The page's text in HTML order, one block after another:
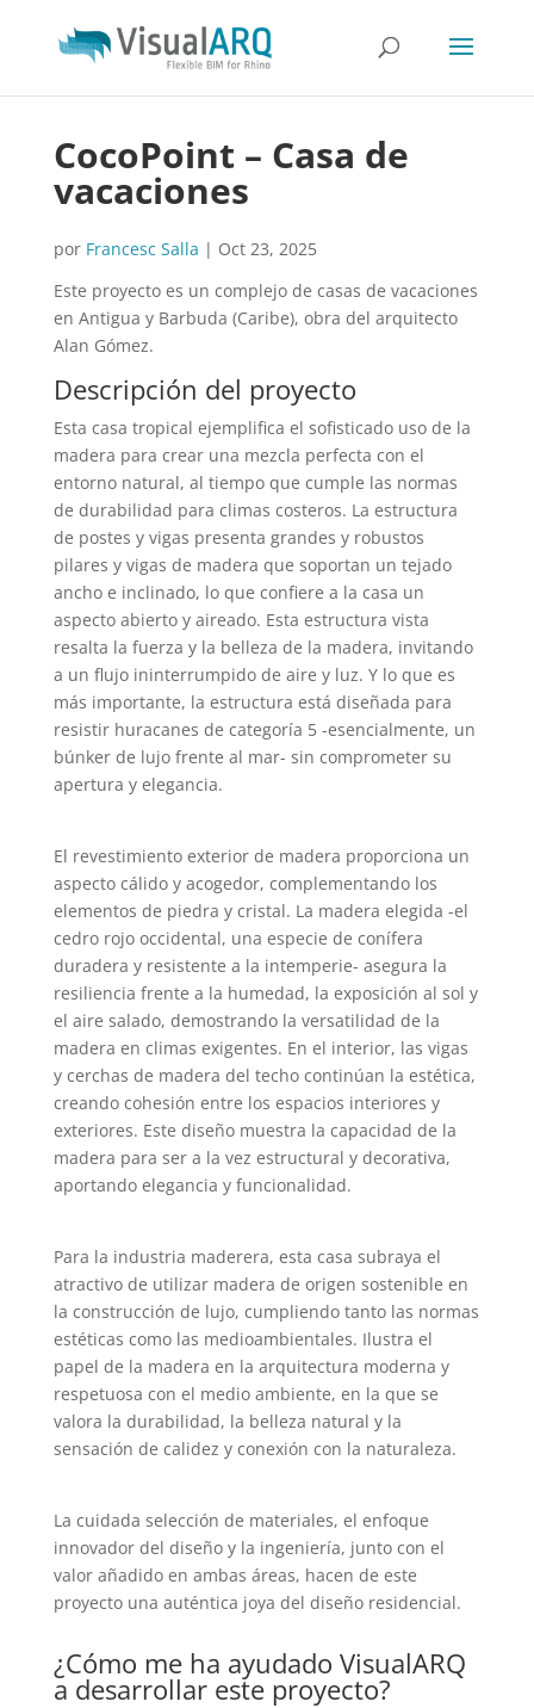
CocoPoint – Casa de
vacaciones
por Francesc Salla | Oct 23, 2025
Este proyecto es un complejo de casas de vacaciones
en Antigua y Barbuda (Caribe), obra del arquitecto
Alan Gómez.
Descripción del proyecto
Esta casa tropical ejemplifica el sofisticado uso de la
madera para crear una mezcla perfecta con el
entorno natural, al tiempo que cumple las normas
de durabilidad para climas costeros. La estructura
de postes y vigas presenta grandes y robustos
pilares y vigas de madera que soportan un tejado
ancho e inclinado, lo que confiere a la casa un
aspecto abierto y aireado. Esta estructura vista
resalta la fuerza y la belleza de la madera, invitando
a un flujo ininterrumpido de aire y luz. Y lo que es
más importante, la estructura está diseñada para
resistir huracanes de categoría 5 -esencialmente, un
búnker de lujo frente al mar- sin comprometer su
apertura y elegancia.
El revestimiento exterior de madera proporciona un
aspecto cálido y acogedor, complementando los
elementos de piedra y cristal. La madera elegida -el
cedro rojo occidental, una especie de conífera
duradera y resistente a la intemperie- asegura la
resiliencia frente a la humedad, la exposición al sol y
el aire salado, demostrando la versatilidad de la
madera en climas exigentes. En el interior, las vigas
y cerchas de madera del techo continúan la estética,
creando cohesión entre los espacios interiores y
exteriores. Este diseño muestra la capacidad de la
madera para ser a la vez estructural y decorativa,
aportando elegancia y funcionalidad.
Para la industria maderera, esta casa subraya el
atractivo de utilizar madera de origen sostenible en
la construcción de lujo, cumpliendo tanto las normas
estéticas como las medioambientales. Ilustra el
papel de la madera en la arquitectura moderna y
respetuosa con el medio ambiente, en la que se
valora la durabilidad, la belleza natural y la
sensación de calidez y conexión con la naturaleza.
La cuidada selección de materiales, el enfoque
innovador del diseño y la ingeniería, junto con el
valor añadido en ambas áreas, hacen de este
proyecto una auténtica joya del diseño residencial.
¿Cómo me ha ayudado VisualARQ
a desarrollar este proyecto?